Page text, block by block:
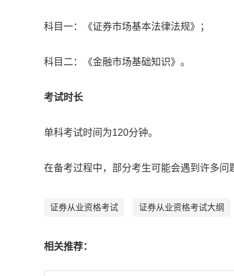
科目一：《证券市场基本法律法规》；
科目二：《金融市场基础知识》。
考试时长
单科考试时间为120分钟。
在备考过程中，部分考生可能会遇到许多问
证券从业资格考试 证券从业资格考试大纲
相关推荐：